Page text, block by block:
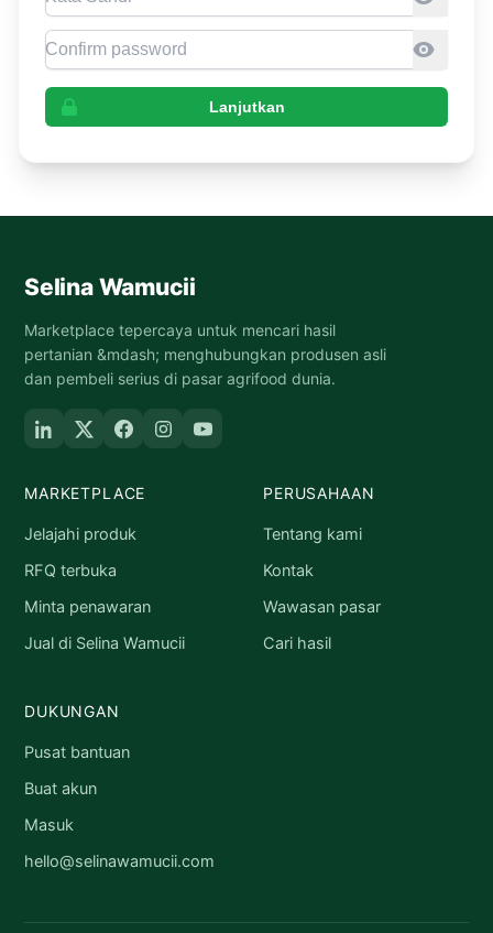
Confirm Password
Lanjutkan
Selina Wamucii
Marketplace tepercaya untuk mencari hasil
pertanian &mdash; menghubungkan produsen asli
dan pembeli serius di pasar agrifood dunia.
MARKETPLACE
Jelajahi produk
RFQ terbuka
Minta penawaran
Jual di Selina Wamucii
PERUSAHAAN
Tentang kami
Kontak
Wawasan pasar
Cari hasil
DUKUNGAN
Pusat bantuan
Buat akun
Masuk
hello@selinawamucii.com